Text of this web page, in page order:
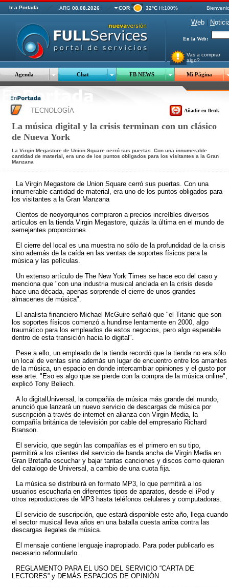
Ir a Portada ARG 08.08.2026 COR 32ºC H:100%
Web N
En la Web:
Vas a comprar
algo?
Agenda Chat FB NEWS Mi Página
TECNOLOGÍA Añadir en flenk
La música digital y la crisis terminan con un clásico
de Nueva York
La Virgin Megastore de Union Square cerró sus puertas. Con una innumerable
cantidad de material, era uno de los puntos obligados para los visitantes a la Gran
Manzana
La Virgin Megastore de Union Square cerró sus puertas. Con una
innumerable cantidad de material, era uno de los puntos obligados para
los visitantes a la Gran Manzana
Cientos de neoyorquinos compraron a precios increíbles diversos
artículos en la tienda Virgin Megastore, quizás la última en el mundo de
semejantes proporciones.
El cierre del local es una muestra no sólo de la profundidad de la crisis
sino además de la caída en las ventas de soportes físicos para la
música y las películas.
Un extenso artículo de The New York Times se hace eco del caso y
menciona que "con una industria musical anclada en la crisis desde
hace una década, apenas sorprende el cierre de unos grandes
almacenes de música".
El analista financiero Michael McGuire señaló que "el Titanic que son
los soportes físicos comenzó a hundirse lentamente en 2000, algo
traumático para los empleados de estos negocios, pero algo esperable
dentro de esta transición hacia lo digital".
Pese a ello, un empleado de la tienda recordó que la tienda no era sólo
un local de ventas sino además un lugar de encuentro entre los amantes
de la música, un espacio en donde intercambiar opiniones y el gusto por
ese arte. "Eso es algo que se pierde con la compra de la música online",
explicó Tony Beliech.
A lo digitalUniversal, la compañía de música más grande del mundo,
anunció que lanzará un nuevo servicio de descargas de música por
suscripción a través de internet en alianza con Virgin Media, la
compañía británica de televisión por cable del empresario Richard
Branson.
El servicio, que según las compañías es el primero en su tipo,
permitirá a los clientes del servicio de banda ancha de Virgin Media en
Gran Bretaña escuchar y bajar tantas canciones y discos como quieran
del catalogo de Universal, a cambio de una cuota fija.
La música se distribuirá en formato MP3, lo que permitirá a los
usuarios escucharla en diferentes tipos de aparatos, desde el iPod y
otros reproductores de MP3 hasta teléfonos celulares y computadoras.
El servicio de suscripción, que estará disponible este año, llega cuando
el sector musical lleva años en una batalla cuesta arriba contra las
descargas ilegales de música.
El mensaje contiene lenguaje inapropiado. Para poder publicarlo es
necesario reformularlo.
REGLAMENTO PARA EL USO DEL SERVICIO “CARTA DE
LECTORES” y DEMÁS ESPACIOS DE OPINIÓN